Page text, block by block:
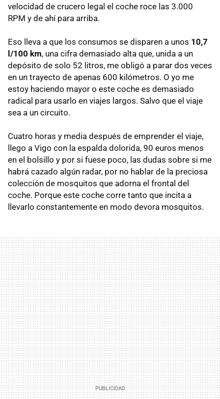
velocidad de crucero legal el coche roce las 3.000
RPM y de ahí para arriba.
Eso lleva a que los consumos se disparen a unos 10,7
l/100 km, una cifra demasiado alta que, unida a un
depósito de solo 52 litros, me obligó a parar dos veces
en un trayecto de apenas 600 kilómetros. O yo me
estoy haciendo mayor o este coche es demasiado
radical para usarlo en viajes largos. Salvo que el viaje
sea a un circuito.
Cuatro horas y media después de emprender el viaje,
llego a Vigo con la espalda dolorida, 90 euros menos
en el bolsillo y por si fuese poco, las dudas sobre si me
habrá cazado algún radar, por no hablar de la preciosa
colección de mosquitos que adorna el frontal del
coche. Porque este coche corre tanto que incita a
llevarlo constantemente en modo devora mosquitos.